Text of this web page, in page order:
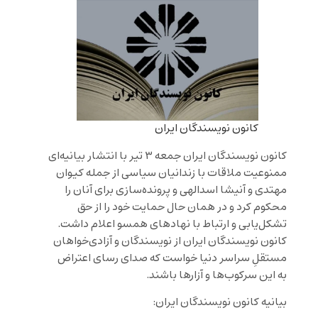
کانون نویسندگان ایران
کانون نویسندگان ایران جمعه ۳ تیر با انتشار بیانیه‌ای
ممنوعیت ملاقات با زندانیان سیاسی از جمله کیوان
مهتدی و آنیشا اسدالهی و پرونده‌سازی برای آنان را
محکوم کرد و در همان حال حمایت خود را از حق
تشکل‌یابی و ارتباط با نهادهای همسو اعلام داشت.
کانون نویسندگان ایران از نویسندگان و آزادی‌خواهان
مستقلِ سراسر دنیا خواست که صدای رسای اعتراض
به این سرکوب‌ها و آزارها باشند.
بیانیه کانون نویسندگان ایران: